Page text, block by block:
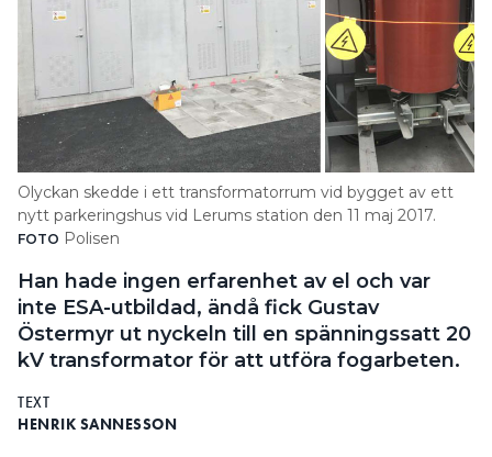
Om tidningen
Kontakt
Personuppgifter
Search for:
SEARCH
Olyckan skedde i ett transformatorrum vid bygget av ett
nytt parkeringshus vid Lerums station den 11 maj 2017.
FOTO Polisen
Han hade ingen erfarenhet av el och var
inte ESA-utbildad, ändå fick Gustav
Östermyr ut nyckeln till en spänningssatt 20
kV transformator för att utföra fogarbeten.
TEXT
HENRIK SANNESSON